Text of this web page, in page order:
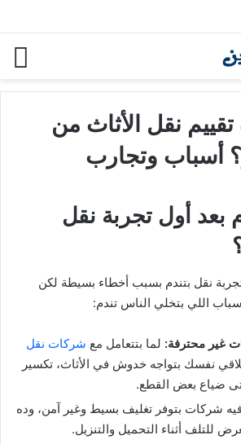
النقل — الأنواع والتغطية المناسبة
تقييم نقل الأثاث من
أسباب وتجارب
بعد أول تجربة نقل
نقل بتندم بسبب أخطاء بسيطة لكن
اللي بتخلي الناس تندم:
غير محترفة: لما بتتعامل مع شركات نقل
نفسك بتواجه خدوش في الأثاث، تكسير
ضياع بعض القطع.
فيه شركات بتوفر تغليف بسيط وغير آمن، وده
للتلف أثناء التحميل والتنزيل.